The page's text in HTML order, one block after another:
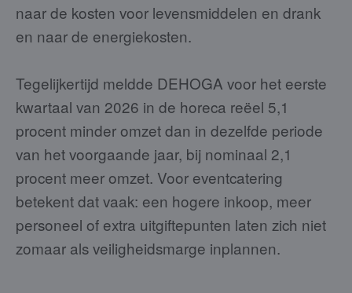
naar de kosten voor levensmiddelen en drank
en naar de energiekosten.
Tegelijkertijd meldde DEHOGA voor het eerste
kwartaal van 2026 in de horeca reëel 5,1
procent minder omzet dan in dezelfde periode
van het voorgaande jaar, bij nominaal 2,1
procent meer omzet. Voor eventcatering
betekent dat vaak: een hogere inkoop, meer
personeel of extra uitgiftepunten laten zich niet
zomaar als veiligheidsmarge inplannen.